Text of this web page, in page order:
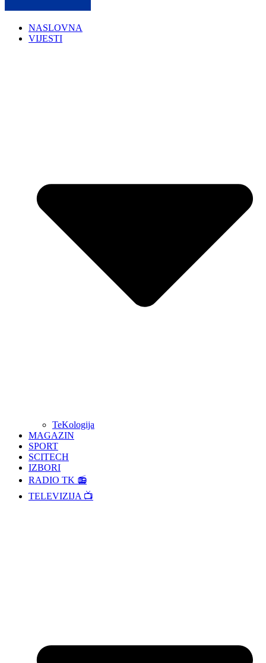
NASLOVNA
VIJESTI
TeKologija
MAGAZIN
SPORT
SCITECH
IZBORI
RADIO TK 📻
TELEVIZIJA 📺